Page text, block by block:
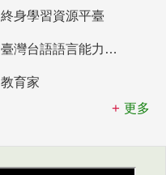
終身學習資源平臺
臺灣台語語言能力認證網站
教育家
更多